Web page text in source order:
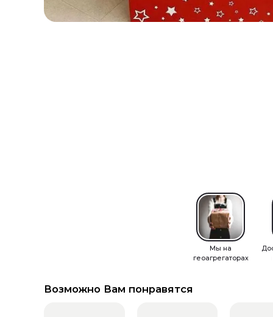
Мы на
геоагрегаторах
Возможно Вам понравятся